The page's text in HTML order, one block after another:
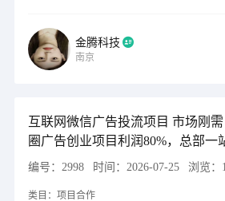
金腾科技
南京
互联网微信广告投流项目 市场刚
圈广告创业项目利润80%，总部一
编号： 2998 时间： 2026-07-25 浏览：
类目： 项目合作